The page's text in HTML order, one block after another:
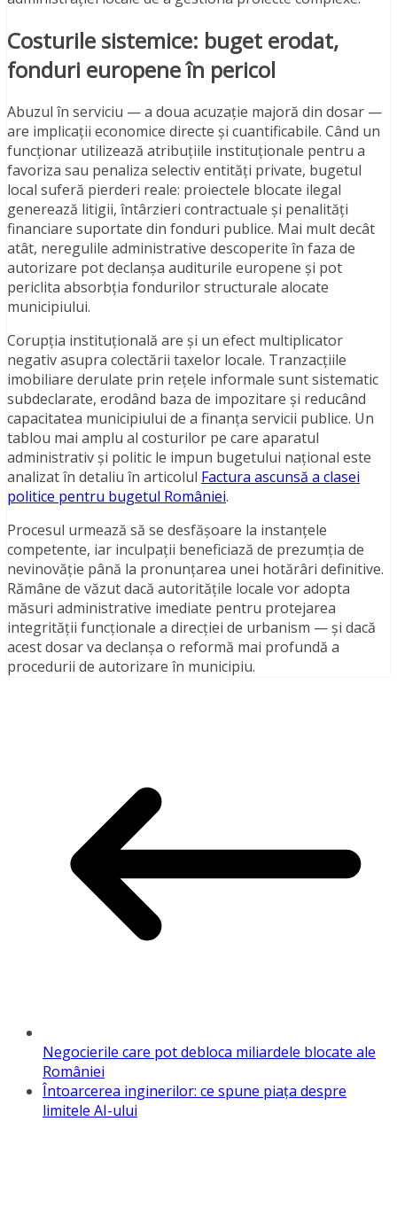
Costurile sistemice: buget erodat,
fonduri europene în pericol
Abuzul în serviciu — a doua acuzație majoră din dosar —
are implicații economice directe și cuantificabile. Când un
funcționar utilizează atribuțiile instituționale pentru a
favoriza sau penaliza selectiv entități private, bugetul
local suferă pierderi reale: proiectele blocate ilegal
generează litigii, întârzieri contractuale și penalități
financiare suportate din fonduri publice. Mai mult decât
atât, neregulile administrative descoperite în faza de
autorizare pot declanșa auditurile europene și pot
periclita absorbția fondurilor structurale alocate
municipiului.
Corupția instituțională are și un efect multiplicator
negativ asupra colectării taxelor locale. Tranzacțiile
imobiliare derulate prin rețele informale sunt sistematic
subdeclarate, erodând baza de impozitare și reducând
capacitatea municipiului de a finanța servicii publice. Un
tablou mai amplu al costurilor pe care aparatul
administrativ și politic le impun bugetului național este
analizat în detaliu în articolul Factura ascunsă a clasei
politice pentru bugetul României.
Procesul urmează să se desfășoare la instanțele
competente, iar inculpații beneficiază de prezumția de
nevinovăție până la pronunțarea unei hotărâri definitive.
Rămâne de văzut dacă autoritățile locale vor adopta
măsuri administrative imediate pentru protejarea
integrității funcționale a direcției de urbanism — și dacă
acest dosar va declanșa o reformă mai profundă a
procedurii de autorizare în municipiu.
Negocierile care pot debloca miliardele blocate ale
României
Întoarcerea inginerilor: ce spune piața despre
limitele AI-ului